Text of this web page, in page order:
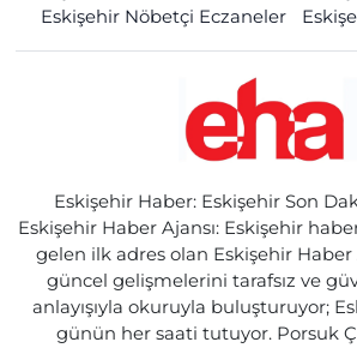
Eskişehir Nöbetçi Eczaneler
Eskişehir Haber: Eskişehir Son
Eskişehir Haber Ajansı: Eskişehir
gelen ilk adres olan Eskişehir Haber
güncel gelişmelerini tarafsız ve
anlayışıyla okuruyla buluşturuyor;
günün her saati tutuyor. Porsuk